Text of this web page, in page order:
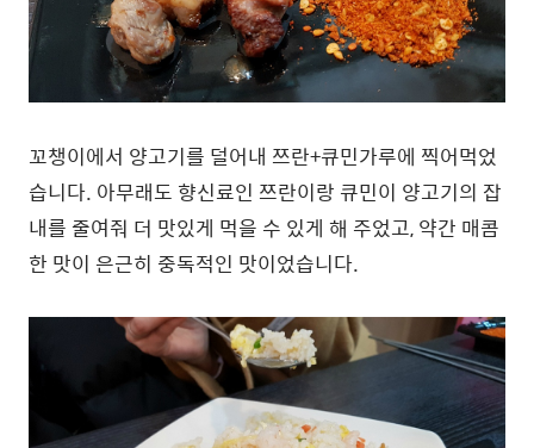
꼬챙이에서 양고기를 덜어내 쯔란+큐민가루에 찍어먹었
습니다. 아무래도 향신료인 쯔란이랑 큐민이 양고기의 잡
내를 줄여줘 더 맛있게 먹을 수 있게 해 주었고, 약간 매콤
한 맛이 은근히 중독적인 맛이었습니다.